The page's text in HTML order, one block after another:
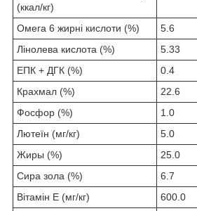
(ккал/кг)
Омега 6 жирні кислоти (%)
5.6
Лінолева кислота (%)
5.33
ЕПК + ДГК (%)
0.4
Крахмал (%)
22.6
Фосфор (%)
1.0
Лютеїн (мг/кг)
5.0
Жиры (%)
25.0
Сира зола (%)
6.7
Вітамін E (мг/кг)
600.0